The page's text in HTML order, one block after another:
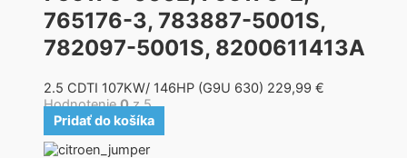
765176-3, 783887-5001S,
782097-5001S, 8200611413A
2.5 CDTI 107KW/ 146HP (G9U 630) 229,99 €
Hodnotenie0z 5
Pridať do košíka